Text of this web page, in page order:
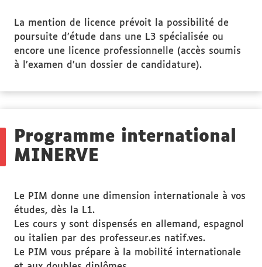
La mention de licence prévoit la possibilité de
poursuite d’étude dans une L3 spécialisée ou
encore une licence professionnelle (accès soumis
à l’examen d’un dossier de candidature).
Programme international
MINERVE
Le PIM donne une dimension internationale à vos
études, dès la L1.
Les cours y sont dispensés en allemand, espagnol
ou italien par des professeur.es natif.ves.
Le PIM vous prépare à la mobilité internationale